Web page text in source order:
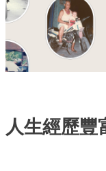
人生經歷豐